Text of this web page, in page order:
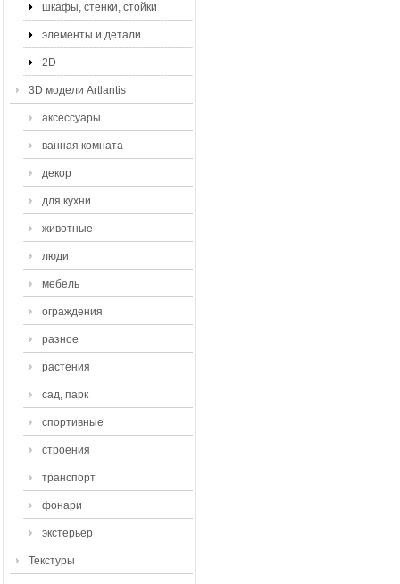
шкафы, стенки, стойки
элементы и детали
2D
3D модели Artlantis
аксессуары
ванная комната
декор
для кухни
животные
люди
мебель
ограждения
разное
растения
сад, парк
спортивные
строения
транспорт
фонари
экстерьер
Текстуры